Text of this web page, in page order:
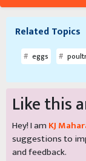
Related Topics
eggs
Like this
Hey! I am KJ
suggestions to
and feedback.